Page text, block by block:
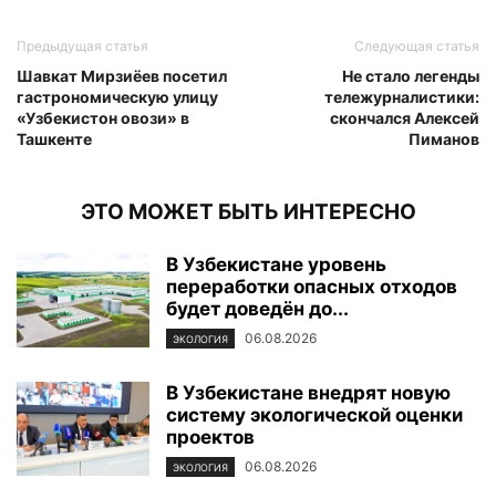
Предыдущая статья
Шавкат Мирзиёев посетил
гастрономическую улицу
«Узбекистон овози» в
Ташкенте
Следующая статья
Не стало легенды
тележурналистики:
скончался Алексей
Пиманов
ЭТО МОЖЕТ БЫТЬ ИНТЕРЕСНО
В Узбекистане уровень
переработки опасных отходов
будет доведён до...
ЭКОЛОГИЯ 06.08.2026
В Узбекистане внедрят новую
систему экологической оценки
проектов
ЭКОЛОГИЯ 06.08.2026